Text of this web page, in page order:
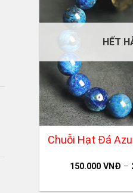
+
HẾT
Chuỗi Hạt Đá
150.000 VNĐ –